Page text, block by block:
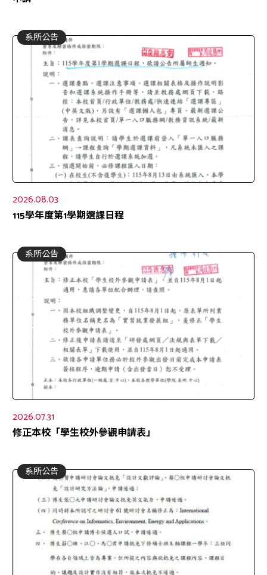
系所公告
2026.08.03
115學年度第1學期選課日程
系所公告
2026.07.31
修正本校「學生校外參觀申請表」
系所公告